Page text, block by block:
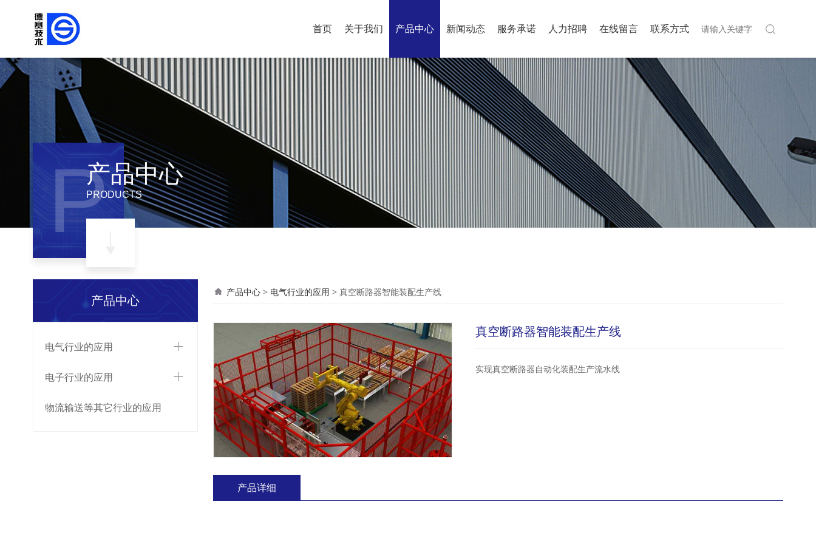
首页 关于我们 产品中心 新闻动态 服务承诺 人力招聘 在线留言 联系方式
P产品中心
PRODUCTS
产品中心
电气行业的应用
电子行业的应用
物流输送等其它行业的应用
真空断路器智能装配生产线
产品中心> 电气行业的应用 > 真空断路器智能装配生产线
真空断路器智能装配生产线
实现真空断路器自动化装配生产流水线
产品详细